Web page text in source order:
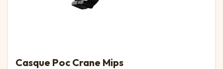
Casque Poc Crane Mips